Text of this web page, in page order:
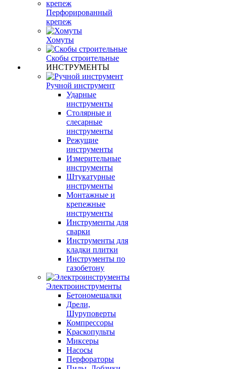
Перфорированный
крепеж
Хомуты
Скобы строительные
ИНСТРУМЕНТЫ
Ручной инструмент
Ударные
инструменты
Столярные и
слесарные
инструменты
Режущие
инструменты
Измерительные
инструменты
Штукатурные
инструменты
Монтажные и
крепежные
инструменты
Инструменты для
сварки
Инструменты для
кладки плитки
Инструменты по
газобетону
Электроинструменты
Бетономешалки
Дрели,
Шуруповерты
Компрессоры
Краскопульты
Миксеры
Насосы
Перфораторы